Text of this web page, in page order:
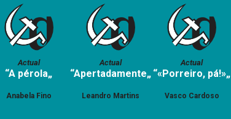
Actual
“A pérola„
Anabela Fino
Actual
“Apertadamente„
Leandro Martins
Actual
“«Porreiro, pá!»„
Vasco Cardoso